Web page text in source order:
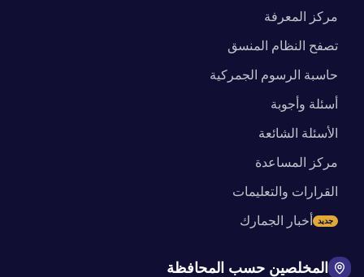
مركز المعرفة
تصفح النظام المنسق
حاسبة الرسوم الجمركية
أسئلة وأجوبة
الأسئلة الشائعة
مركز المساعدة
القرارات والتعليمات
أخبار الجمارك جديد
المخلصين حسب المحافظة